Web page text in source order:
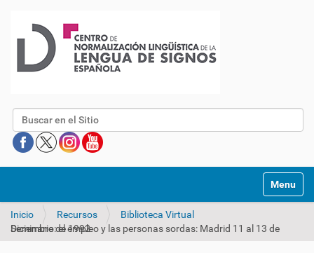
Buscar
Mostrar/
Inicio Recursos
Biblioteca Virtual
Seminario: el empleo y las personas sordas: Madrid 11 al 13 de Diciembre de 1992